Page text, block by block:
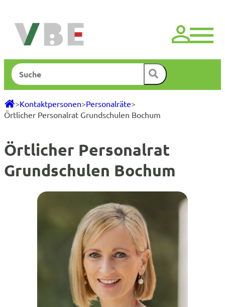
springen
Suchen
>Kontaktpersonen>Personalräte>
Örtlicher Personalrat Grundschulen Bochum
Örtlicher Personalrat
Grundschulen Bochum